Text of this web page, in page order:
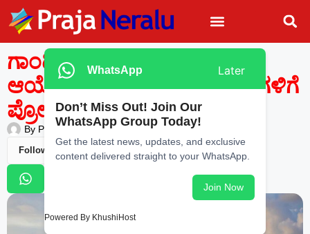
ಗಾಂಧಿ ಗ್ರಾಮ ಪುರಸ್ಕಾರಕ್ಕೆ
ಆಯ್ಕೆಯಾದ ಗ್ರಾಮ ಪಂಚಾಯತಿಗಳಿಗೆ
ಪ್ರೋತ್ಸಾಹಧನ ಬಿಡುಗಡೆ
By Praja Neralu — March 25, 2026 - 12:05 PM
Follow Us
WhatsApp Later
Don’t Miss Out! Join Our
WhatsApp Group Today!
Get the latest news, updates, and exclusive
content delivered straight to your WhatsApp.
Join Now
Powered By KhushiHost